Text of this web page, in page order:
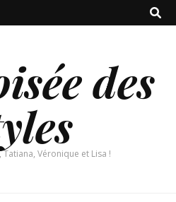
des
Tatiana, Véronique et Lisa !